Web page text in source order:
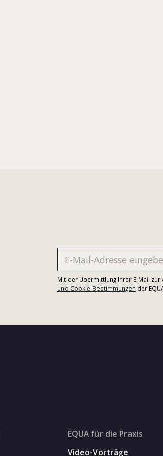
Mit der Übermittlung Ihrer E-Mail
und Cookie-Bestimmungen der
EQUA für die Praxis
Video-Vorträge